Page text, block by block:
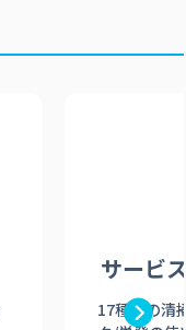
サービ
17種類の清